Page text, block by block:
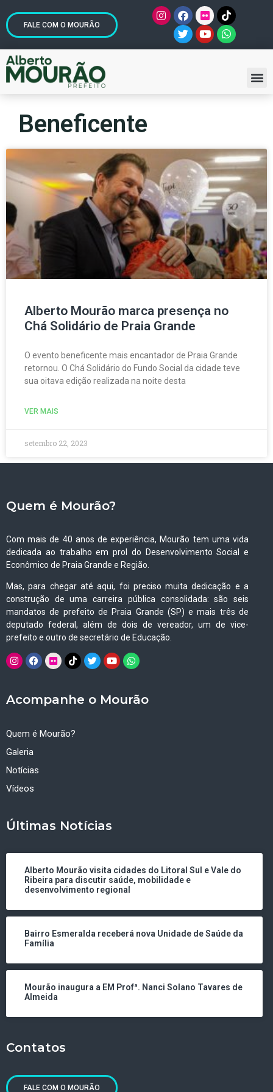
FALE COM O MOURÃO
Beneficente
Alberto Mourão marca presença no
Chá Solidário de Praia Grande
O evento beneficente mais encantador de Praia Grande
retornou. O Chá Solidário do Fundo Social da cidade teve
sua oitava edição realizada na noite desta
VER MAIS
setembro 22, 2023
Quem é Mourão?
Com mais de 40 anos de experiência, Mourão tem uma vida
dedicada ao trabalho em prol do Desenvolvimento Social e
Econômico de Praia Grande e Região.
Mas, para chegar até aqui, foi preciso muita dedicação e a
construção de uma carreira pública consolidada: são seis
mandatos de prefeito de Praia Grande (SP) e mais três de
deputado federal, além de dois de vereador, um de vice-
prefeito e outro de secretário de Educação.
Acompanhe o Mourão
Quem é Mourão?
Galeria
Notícias
Vídeos
Últimas Notícias
Alberto Mourão visita cidades do Litoral Sul e Vale do
Ribeira para discutir saúde, mobilidade e
desenvolvimento regional
Bairro Esmeralda receberá nova Unidade de Saúde da
Família
Mourão inaugura a EM Profª. Nanci Solano Tavares de
Almeida
Contatos
FALE COM O MOURÃO